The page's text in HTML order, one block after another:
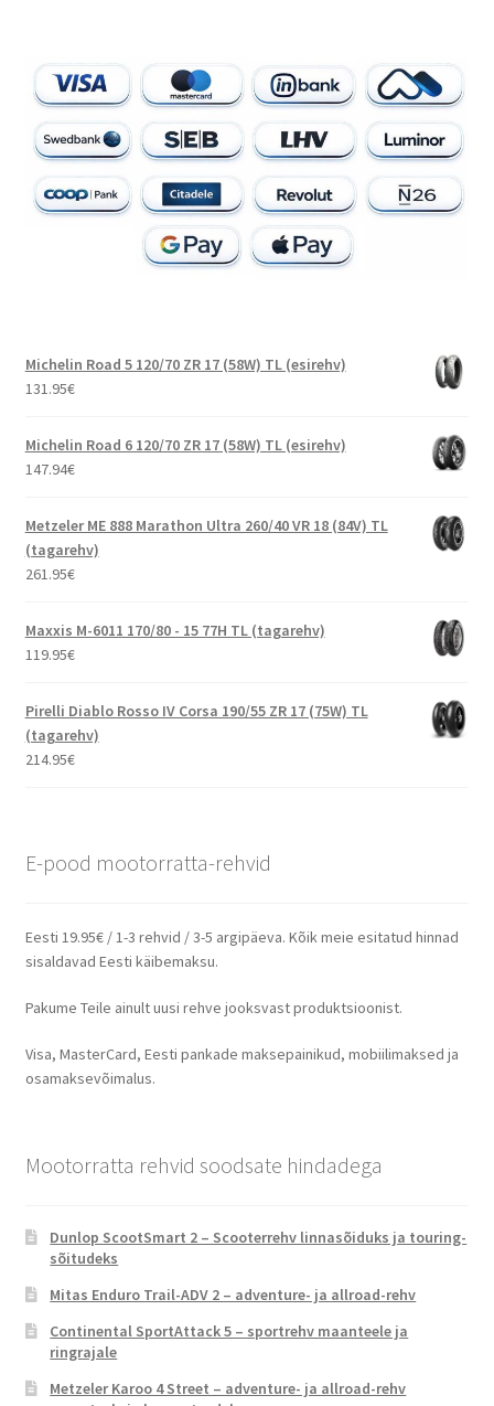
Michelin Road 5 120/70 ZR 17 (58W) TL (esirehv)
131.95€
Michelin Road 6 120/70 ZR 17 (58W) TL (esirehv)
147.94€
Metzeler ME 888 Marathon Ultra 260/40 VR 18 (84V) TL
(tagarehv)
261.95€
Maxxis M-6011 170/80 - 15 77H TL (tagarehv)
119.95€
Pirelli Diablo Rosso IV Corsa 190/55 ZR 17 (75W) TL
(tagarehv)
214.95€
E-pood mootorratta-rehvid
Eesti 19.95€ / 1-3 rehvid / 3-5 argipäeva. Kõik meie esitatud hinnad
sisaldavad Eesti käibemaksu.
Pakume Teile ainult uusi rehve jooksvast produktsioonist.
Visa, MasterCard, Eesti pankade maksepainikud, mobiilimaksed ja
osamaksevõimalus.
Mootorratta rehvid soodsate hindadega
Dunlop ScootSmart 2 – Scooterrehv linnasõiduks ja touring-
sõitudeks
Mitas Enduro Trail-ADV 2 – adventure- ja allroad-rehv
Continental SportAttack 5 – sportrehv maanteele ja
ringrajale
Metzeler Karoo 4 Street – adventure- ja allroad-rehv